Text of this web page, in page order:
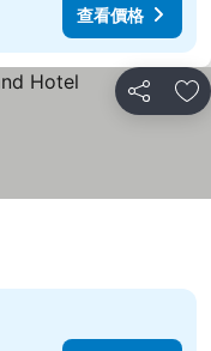
查看價格
分享 放